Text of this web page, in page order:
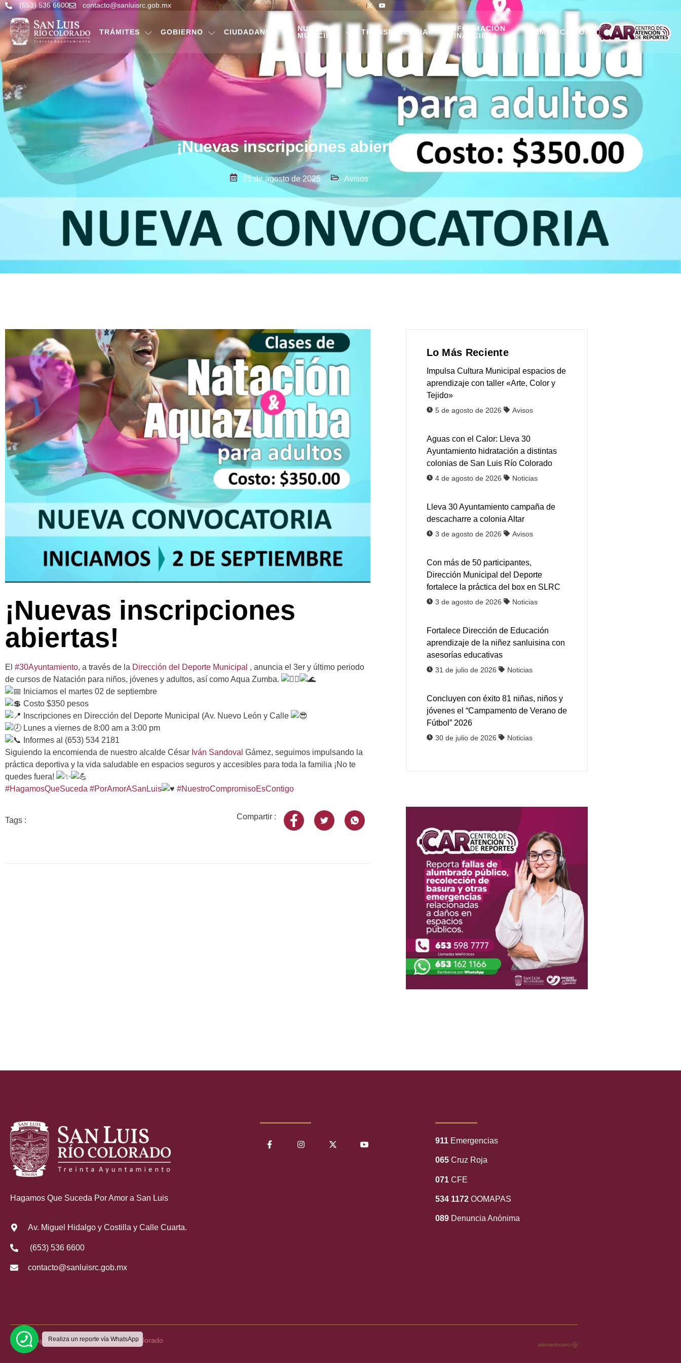
(653) 536 6600 contacto@sanluisrc.gob.mx
TRÁMITES GOBIERNO CIUDADANOS
NUESTRO
MUNICIPIO
TRANSPARENCIA
INFORMACIÓN
FINANCIERA
COMUNICACIÓN
¡Nuevas inscripciones abiertas!
25 de agosto de 2025 Avisos
¡Nuevas inscripciones
abiertas!
El #30Ayuntamiento, a través de la Dirección del Deporte Municipal , anuncia el 3er y último periodo
de cursos de Natación para niños, jóvenes y adultos, así como Aqua Zumba.
Iniciamos el martes 02 de septiembre
Costo $350 pesos
Inscripciones en Dirección del Deporte Municipal (Av. Nuevo León y Calle
Lunes a viernes de 8:00 am a 3:00 pm
Informes al (653) 534 2181
Siguiendo la encomienda de nuestro alcalde César Iván Sandoval Gámez, seguimos impulsando la
práctica deportiva y la vida saludable en espacios seguros y accesibles para toda la familia ¡No te
quedes fuera!
#HagamosQueSuceda #PorAmorASanLuis #NuestroCompromisoEsContigo
Tags : Compartir :
Lo Más Reciente
Impulsa Cultura Municipal espacios de
aprendizaje con taller «Arte, Color y
Tejido»
5 de agosto de 2026 Avisos
Aguas con el Calor: Lleva 30
Ayuntamiento hidratación a distintas
colonias de San Luis Río Colorado
4 de agosto de 2026 Noticias
Lleva 30 Ayuntamiento campaña de
descacharre a colonia Altar
3 de agosto de 2026 Avisos
Con más de 50 participantes,
Dirección Municipal del Deporte
fortalece la práctica del box en SLRC
3 de agosto de 2026 Noticias
Fortalece Dirección de Educación
aprendizaje de la niñez sanluisina con
asesorías educativas
31 de julio de 2026 Noticias
Concluyen con éxito 81 niñas, niños y
jóvenes el “Campamento de Verano de
Fútbol” 2026
30 de julio de 2026 Noticias
Hagamos Que Suceda Por Amor a San Luis
Av. Miguel Hidalgo y Costilla y Calle Cuarta.
(653) 536 6600
contacto@sanluisrc.gob.mx
911Emergencias
065Cruz Roja
071CFE
534 1172OOMAPAS
089Denuncia Anónima
2026 © Ayuntamiento de San Luis Rio Colorado
Realiza un reporte vía WhatsApp